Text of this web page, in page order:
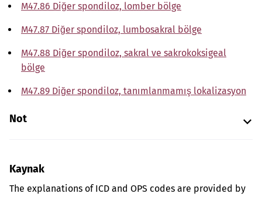
M47.86 Diğer spondiloz, lomber bölge
M47.87 Diğer spondiloz, lumbosakral bölge
M47.88 Diğer spondiloz, sakral ve sakrokoksigeal
bölge
M47.89 Diğer spondiloz, tanımlanmamış lokalizasyon
Not
Kaynak
The explanations of ICD and OPS codes are provided by